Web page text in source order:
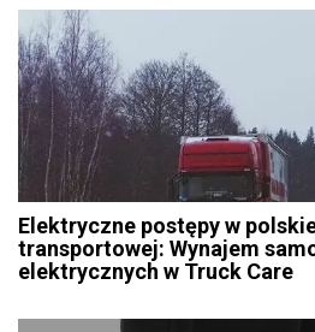
Elektryczne postępy w
transportowej: Wynajem
elektrycznych w Truck Care